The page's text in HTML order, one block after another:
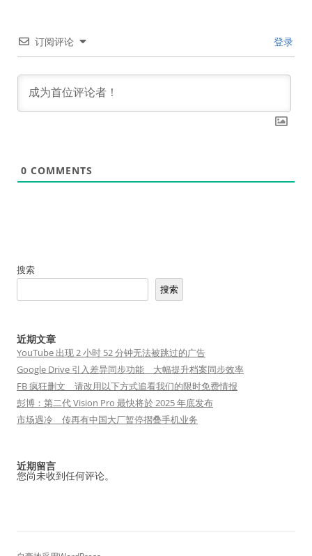
订阅评论 登录
0 COMMENTS
搜索
搜索
近期文章
YouTube 出现 2 小时 52 分钟无法被跳过的广告
Google Drive 引入差异同步功能 大幅提升档案同步效率
FB 疯狂删文 请改用以下方式追看我们的限时免费情报
彭博：第二代 Vision Pro 最快将於 2025 年底发布
市场遇冷 传再有中国大厂暂停摺叠手机业务
近期留言
您尚未收到任何评论。